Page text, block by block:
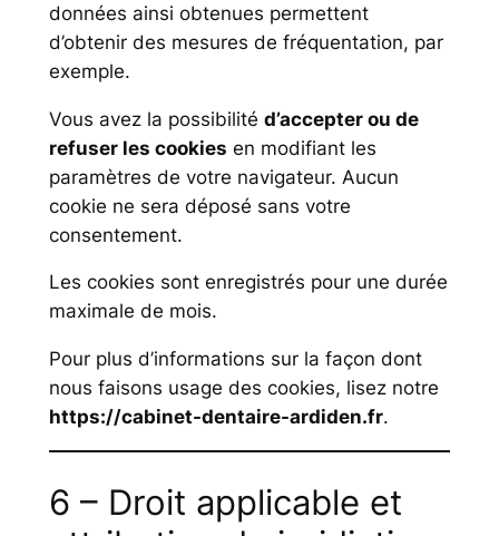
données ainsi obtenues permettent
d’obtenir des mesures de fréquentation, par
exemple.
Vous avez la possibilité d’accepter ou de
refuser les cookies en modifiant les
paramètres de votre navigateur. Aucun
cookie ne sera déposé sans votre
consentement.
Les cookies sont enregistrés pour une durée
maximale de mois.
Pour plus d’informations sur la façon dont
nous faisons usage des cookies, lisez notre
https://cabinet-dentaire-ardiden.fr.
6 – Droit applicable et